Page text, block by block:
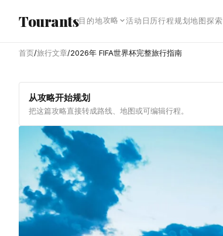
Tourants目的地攻略 活动日历行程规划地图探索
首页/旅行文章/2026年 FIFA世界杯完整旅行指南
从攻略开始规划
把这篇攻略直接转成路线、地图或可编辑行程。